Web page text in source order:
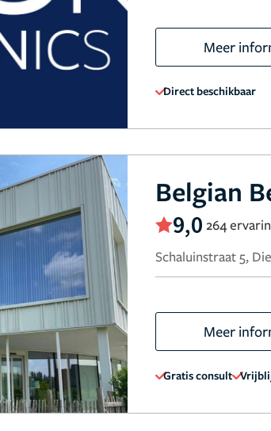
Meer
Direct beschikbaar
Belgian
9,0 264
Schaluinstraat 5,
Meer
Gratis consult